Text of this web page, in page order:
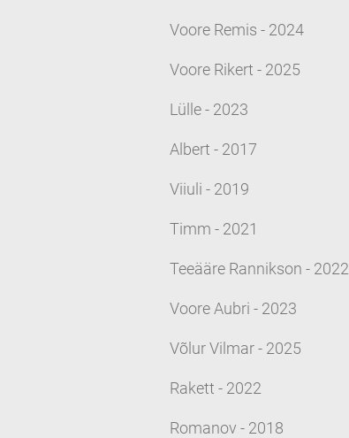
Voore Remis - 2024
Voore Rikert - 2025
Lülle - 2023
Albert - 2017
Viiuli - 2019
Timm - 2021
Teeääre Rannikson - 2022
Voore Aubri - 2023
Võlur Vilmar - 2025
Rakett - 2022
Romanov - 2018